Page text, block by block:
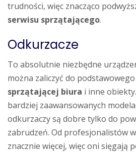
trudności, więc znacząco
serwisu sprzątającego.
Odkurzacze
To absolutnie niezbędne
można zaliczyć do
sprzątającej biura i inne
bardziej zaawansowanych
odkurzaczy są dobre tylko do
zabrudzeń. Od profesjonalistów
znacznie więcej, więc oni sięgają